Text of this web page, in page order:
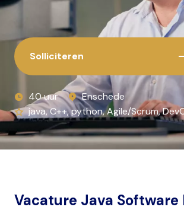
Solliciteren
40 uur
Enschede
java, C++, python, Agile/Scrum,
Vacature Java Software